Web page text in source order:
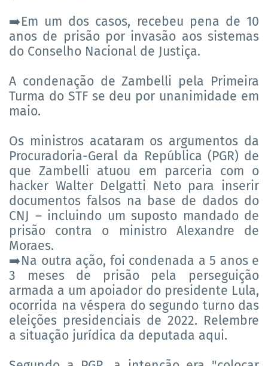
➡️Em um dos casos, recebeu pena de 10
anos de prisão por invasão aos sistemas
do Conselho Nacional de Justiça.
A condenação de Zambelli pela Primeira
Turma do STF se deu por unanimidade em
maio.
Os ministros acataram os argumentos da
Procuradoria-Geral da República (PGR) de
que Zambelli atuou em parceria com o
hacker Walter Delgatti Neto para inserir
documentos falsos na base de dados do
CNJ – incluindo um suposto mandado de
prisão contra o ministro Alexandre de
Moraes.
➡️Na outra ação, foi condenada a 5 anos e
3 meses de prisão pela perseguição
armada a um apoiador do presidente Lula,
ocorrida na véspera do segundo turno das
eleições presidenciais de 2022. Relembre
a situação jurídica da deputada aqui.